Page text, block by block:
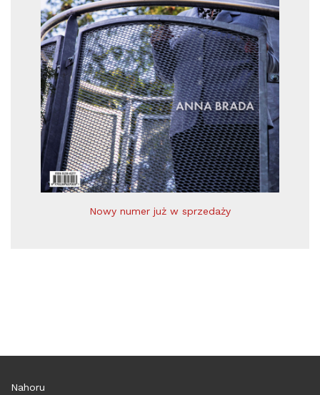
Nowy numer już w sprzedaży
Nahoru